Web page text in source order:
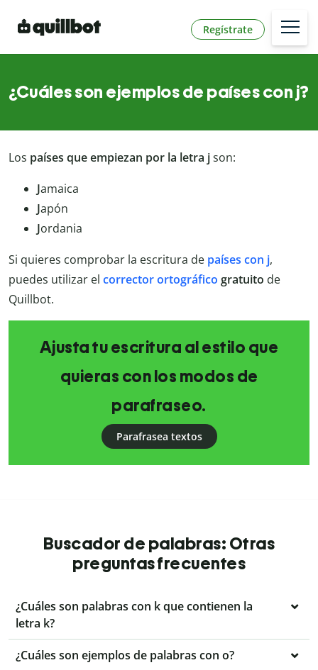
Regístrate
¿Cuáles son ejemplos de países con j?
Los países que empiezan por la letra json:
Jamaica
Japón
Jordania
Si quieres comprobar la escritura de países con j,
puedes utilizar el corrector ortográfico gratuito de
Quillbot.
Ajusta tu escritura al estilo que
quieras con los modos de
parafraseo.
Parafrasea textos
Buscador de palabras: Otras
preguntas frecuentes
¿Cuáles son palabras con k que contienen la
letra k?
¿Cuáles son ejemplos de palabras con o?